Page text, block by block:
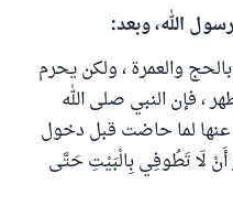
الله، وبعد:
والعمرة ، ولكن يحرم
، فإن النبي صلى الله
عنها لما حاضت قبل دخول
لَا تَطُوفِي بِالْبَيْتِ حَتَّى